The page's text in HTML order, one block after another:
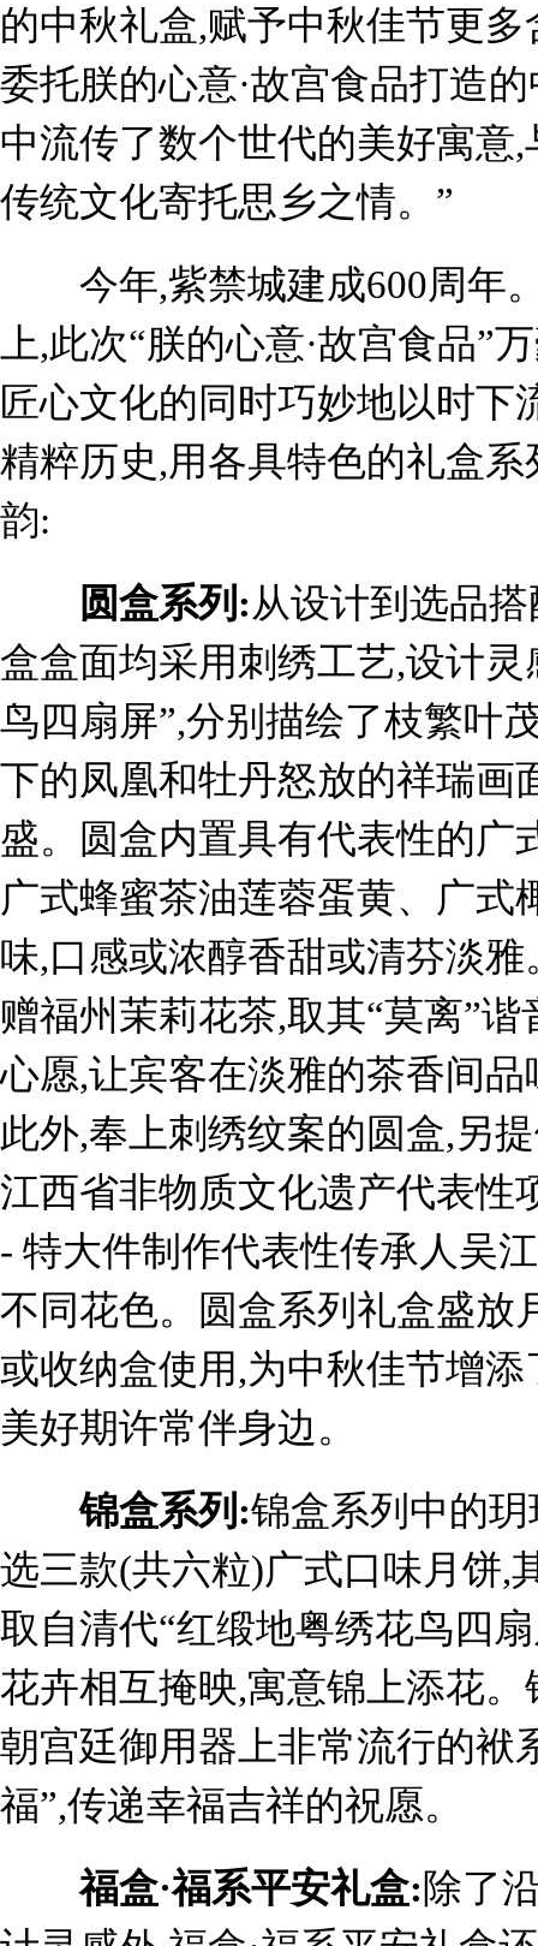
的中秋礼盒,赋予中秋佳节更
委托朕的心意·故宫食品打造
中流传了数个世代的美好寓意
传统文化寄托思乡之情。”
今年,紫禁城建成600周年
上,此次“朕的心意·故宫食品”
匠心文化的同时巧妙地以时下
精粹历史,用各具特色的礼盒
韵:
圆盒系列:从设计到选品
盒盒面均采用刺绣工艺,设计
鸟四扇屏”,分别描绘了枝繁叶
下的凤凰和牡丹怒放的祥瑞画
盛。圆盒内置具有代表性的广
广式蜂蜜茶油莲蓉蛋黄、广式
味,口感或浓醇香甜或清芬淡
赠福州茉莉花茶,取其“莫离”
心愿,让宾客在淡雅的茶香间
此外,奉上刺绣纹案的圆盒,另
江西省非物质文化遗产代表性
- 特大件制作代表性传承人吴
不同花色。圆盒系列礼盒盛放
或收纳盒使用,为中秋佳节增
美好期许常伴身边。
锦盒系列:锦盒系列中的
选三款(共六粒)广式口味月饼,
取自清代“红缎地粤绣花鸟四
花卉相互掩映,寓意锦上添花
朝宫廷御用器上非常流行的袱
福”,传递幸福吉祥的祝愿。
福盒·福系平安礼盒:除了